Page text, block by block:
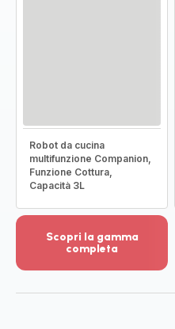
Robot da cucina
multifunzione Companion,
Funzione Cottura,
Capacità 3L
Scopri la gamma
completa
dettagli